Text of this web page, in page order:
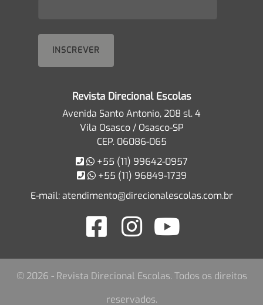
Revista Direcional Escolas
Avenida Santo Antonio, 208 sl. 4
Vila Osasco / Osasco-SP
CEP. 06086-065
+55 (11) 99642-0957
+55 (11) 96849-1739
E-mail:atendimento@direcionalescolas.com.br
© 2026 - Revista Direcional Escolas. Todos os direitos
reservados.